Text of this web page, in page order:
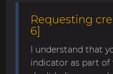
Requesting
6]
I understand that
indicator as part of